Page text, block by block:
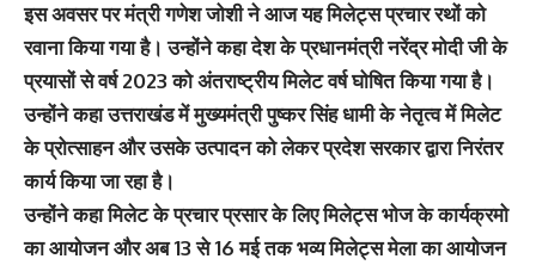
इस अवसर पर मंत्री गणेश जोशी ने आज यह मिलेट्स प्रचार रथों को
रवाना किया गया है। उन्होंने कहा देश के प्रधानमंत्री नरेंद्र मोदी जी के
प्रयासों से वर्ष 2023 को अंतराष्ट्रीय मिलेट वर्ष घोषित किया गया है।
उन्होंने कहा उत्तराखंड में मुख्यमंत्री पुष्कर सिंह धामी के नेतृत्व में मिलेट
के प्रोत्साहन और उसके उत्पादन को लेकर प्रदेश सरकार द्वारा निरंतर
कार्य किया जा रहा है।
उन्होंने कहा मिलेट के प्रचार प्रसार के लिए मिलेट्स भोज के कार्यक्रमो
का आयोजन और अब 13 से 16 मई तक भव्य मिलेट्स मेला का आयोजन